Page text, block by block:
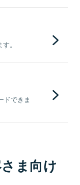
。
ドできま
ま向け